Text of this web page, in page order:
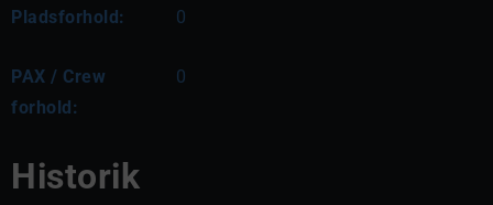
Pladsforhold: 0
PAX / Crew
forhold:
0
Historik